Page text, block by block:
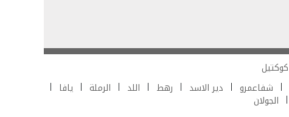
كوكتيل
شفاعمرو دير الاسد رهط اللد الرملة يافا
الجولان